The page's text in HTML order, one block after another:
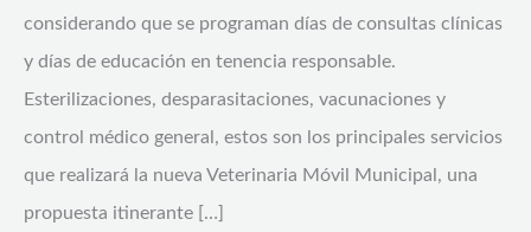
considerando que se programan días de consultas clínicas
y días de educación en tenencia responsable.
Esterilizaciones, desparasitaciones, vacunaciones y
control médico general, estos son los principales servicios
que realizará la nueva Veterinaria Móvil Municipal, una
propuesta itinerante […]